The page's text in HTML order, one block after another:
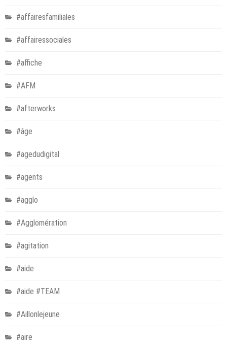
#affairesfamiliales
#affairessociales
#affiche
#AFM
#afterworks
#âge
#agedudigital
#agents
#agglo
#Agglomération
#agitation
#aide
#aide #TEAM
#Aillonlejeune
#aire